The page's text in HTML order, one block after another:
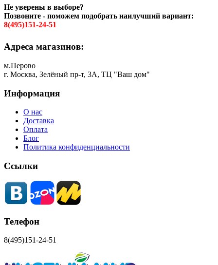
Не уверены в выборе?
Позвоните - поможем подобрать наилучший вариант:
8(495)151-24-51
Адреса магазинов:
м.Перово
г. Москва, Зелёный пр-т, 3А, ТЦ "Ваш дом"
Информация
О нас
Доставка
Оплата
Блог
Политика конфиденциальности
Ссылки
Телефон
8(495)151-24-51